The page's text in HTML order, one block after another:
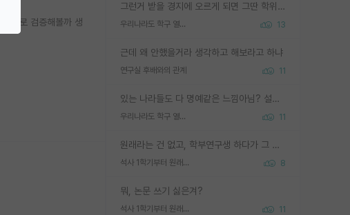
그런거 받을 경지에 오르게 되면 그딴 학위명이 필요없음
우리나라도 학구 열풍보면 Higher Doctorate 학위가 필요하다고 봅니다. 13
근데 왜 안했을거라 생각하고 해보라고 하냐
연구실 후배와의 관계 11
있는 나라들도 다 명예같은 느낌아님? 설마 박사끼리 등급나눠서 학위수여하자 같은 헛소리는 아니지? ㅋㅋ
우리나라도 학구 열풍보면 Higher Doctorate 학위가 필요하다고 봅니다. 11
원래라는 건 없고, 학부연구생 하다가 그 랩에 왔으면 연구 하던게 리셋되는게 아니니까 하던 거 진도에 따라 1학기에 바로 쓸 수도 있음. 심지어 석사 진학 전에 1저자 논문 쓰고 오는 애들도 꽤 많음. 타겟 저널이 높은 게 아니라면 석사 1학기여도 무리한 요구는 아님.
석사 1학기부터 원래 논문 작성을 하나요? 8
뭐, 논문 쓰기 싫은겨?
석사 1학기부터 원래 논문 작성을 하나요? 11
으로 검증해볼까 생